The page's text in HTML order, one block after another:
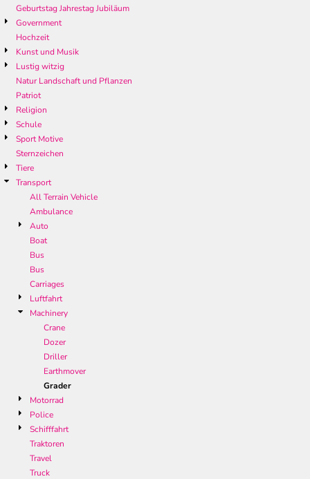
Geburtstag Jahrestag Jubiläum
Government
Hochzeit
Kunst und Musik
Lustig witzig
Natur Landschaft und Pflanzen
Patriot
Religion
Schule
Sport Motive
Sternzeichen
Tiere
Transport
All Terrain Vehicle
Ambulance
Auto
Boat
Bus
Bus
Carriages
Luftfahrt
Machinery
Crane
Dozer
Driller
Earthmover
Grader
Motorrad
Police
Schifffahrt
Traktoren
Travel
Truck